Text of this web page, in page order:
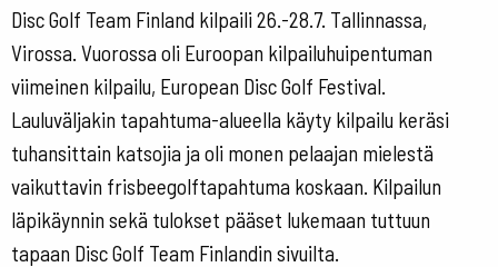
Disc Golf Team Finland kilpaili 26.-28.7. Tallinnassa,
Virossa. Vuorossa oli Euroopan kilpailuhuipentuman
viimeinen kilpailu, European Disc Golf Festival.
Lauluväljakin tapahtuma-alueella käyty kilpailu keräsi
tuhansittain katsojia ja oli monen pelaajan mielestä
vaikuttavin frisbeegolftapahtuma koskaan. Kilpailun
läpikäynnin sekä tulokset pääset lukemaan tuttuun
tapaan Disc Golf Team Finlandin sivuilta.